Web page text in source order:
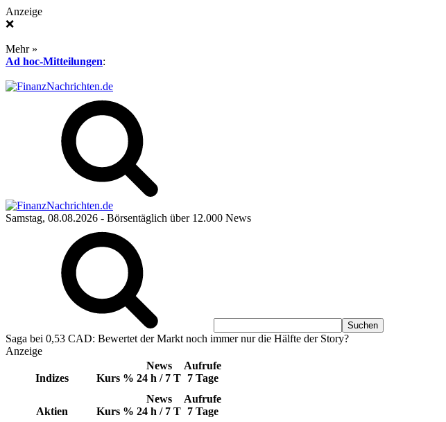
Anzeige
❌
Mehr »
Ad hoc-Mitteilungen:
Samstag, 08.08.2026 - Börsentäglich über 12.000 News
Saga bei 0,53 CAD: Bewertet der Markt noch immer nur die Hälfte der Story?
Anzeige
Indizes Kurs %
News
24 h / 7 T
Aufrufe
7 Tage
Aktien Kurs %
News
24 h / 7 T
Aufrufe
7 Tage